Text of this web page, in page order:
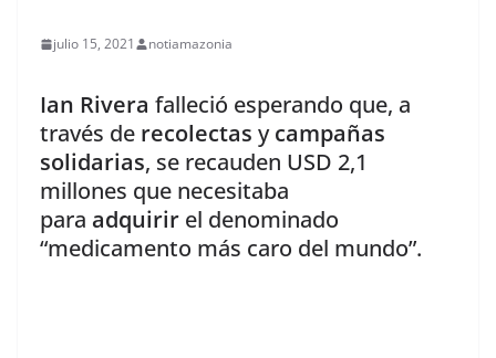
julio 15, 2021 notiamazonia
Ian Rivera falleció esperando que, a
través de recolectas ycampañas
solidarias, se recauden USD 2,1
millones que necesitaba
para adquirir el denominado
“medicamento más caro del mundo”.